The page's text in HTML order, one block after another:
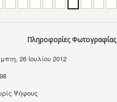
Πληροφορίες Φωτογραφίας
26 Ιουλίου 2012
Ψήφους